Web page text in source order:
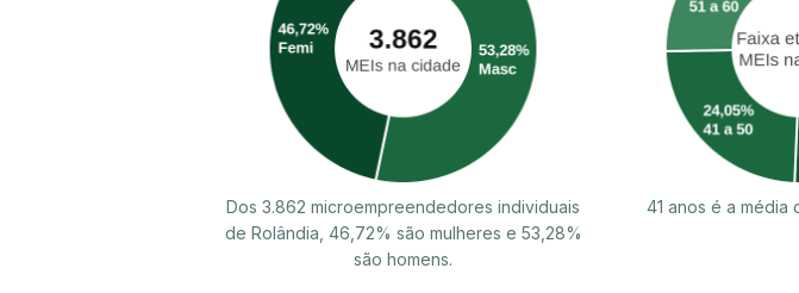
Dos 3.862 microempreendedores individuais
de Rolândia, 46,72% são mulheres e 53,28%
são homens.
41 anos é a média